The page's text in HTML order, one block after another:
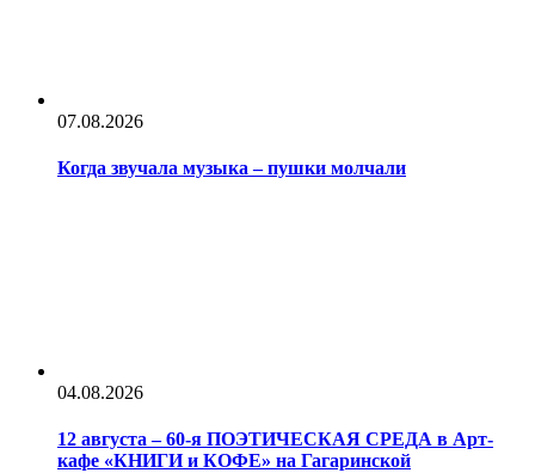
07.08.2026
Когда звучала музыка – пушки молчали
04.08.2026
12 августа – 60-я ПОЭТИЧЕСКАЯ СРЕДА в Арт-
кафе «КНИГИ и КОФЕ» на Гагаринской